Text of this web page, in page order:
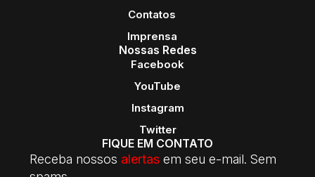
Contatos
Imprensa
Nossas Redes
Facebook
YouTube
Instagram
Twitter
FIQUE EM CONTATO
Receba nossos alertas em seu e-mail. Sem